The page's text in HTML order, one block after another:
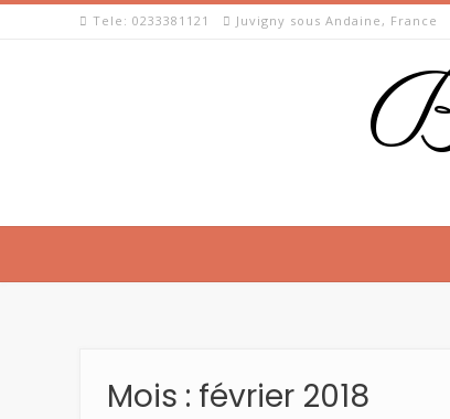
Skip
Tele: 0233381121 Juvigny sous Andaine, France
Mois : février 2018